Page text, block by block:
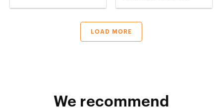
LOAD MORE
We recommend